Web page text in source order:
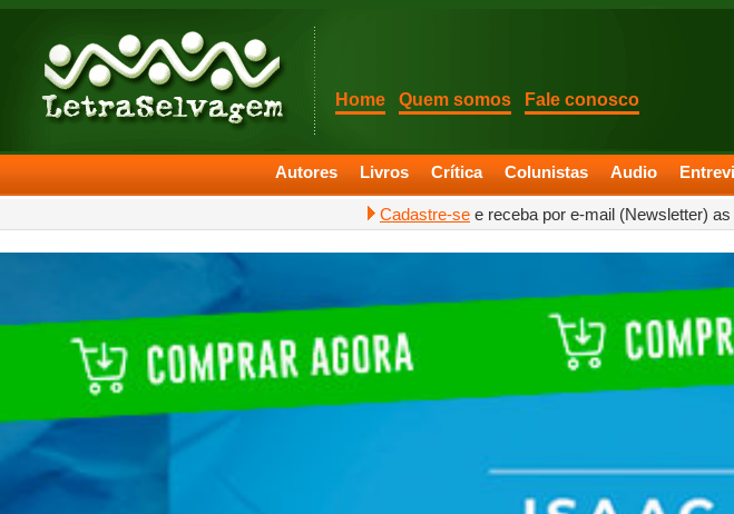
Home Quem somos Fale conosco
Autores Livros Crítica Colunistas Audio
Cadastre-se e receba por e-mail (Newsletter)